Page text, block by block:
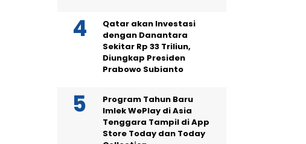
Qatar akan Investasi
dengan Danantara
Sekitar Rp 33 Triliun,
Diungkap Presiden
Prabowo Subianto
Program Tahun Baru
Imlek WePlay di Asia
Tenggara Tampil di App
Store Today dan Today